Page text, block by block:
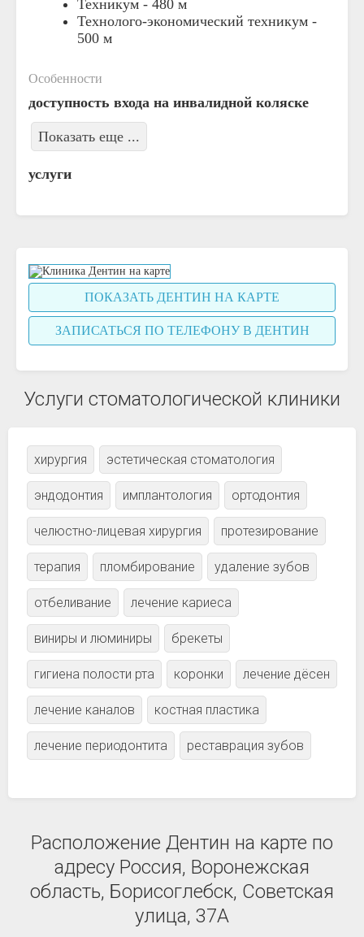
Техникум - 480 м
Технолого-экономический техникум -
500 м
Особенности
доступность входа на инвалидной коляске
Показать еще ...
услуги
ПОКАЗАТЬ ДЕНТИН НА КАРТЕ
ЗАПИСАТЬСЯ ПО ТЕЛЕФОНУ В ДЕНТИН
Услуги стоматологической клиники
хирургия эстетическая стоматология
эндодонтия имплантология ортодонтия
челюстно-лицевая хирургия протезирование
терапия пломбирование удаление зубов
отбеливание лечение кариеса
виниры и люминиры брекеты
гигиена полости рта коронки лечение дёсен
лечение каналов костная пластика
лечение периодонтита реставрация зубов
Расположение Дентин на карте по
адресу Россия, Воронежская
область, Борисоглебск, Советская
улица, 37А